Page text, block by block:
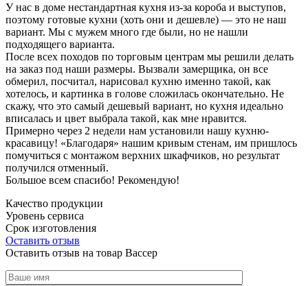
У нас в доме нестандартная кухня из-за короба и выступов,
поэтому готовые кухни (хоть они и дешевле) — это не наш
вариант. Мы с мужем много где были, но не нашли
подходящего варианта.
После всех походов по торговым центрам мы решили делать
на заказ под наши размеры. Вызвали замерщика, он все
обмерил, посчитал, нарисовал кухню именно такой, как
хотелось, и картинка в голове сложилась окончательно. Не
скажу, что это самый дешевый вариант, но кухня идеально
вписалась и цвет выбрала такой, как мне нравится.
Примерно через 2 недели нам установили нашу кухню-
красавицу! «Благодаря» нашим кривым стенам, им пришлось
помучиться с монтажом верхних шкафчиков, но результат
получился отменный.
Большое всем спасибо! Рекомендую!
Качество продукции
Уровень сервиса
Срок изготовления
Оставить отзыв
Оставить отзыв на товар Вассер